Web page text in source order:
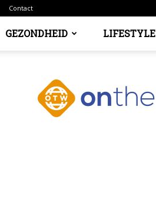
Contact
GEZONDHEID LIFESTYLE